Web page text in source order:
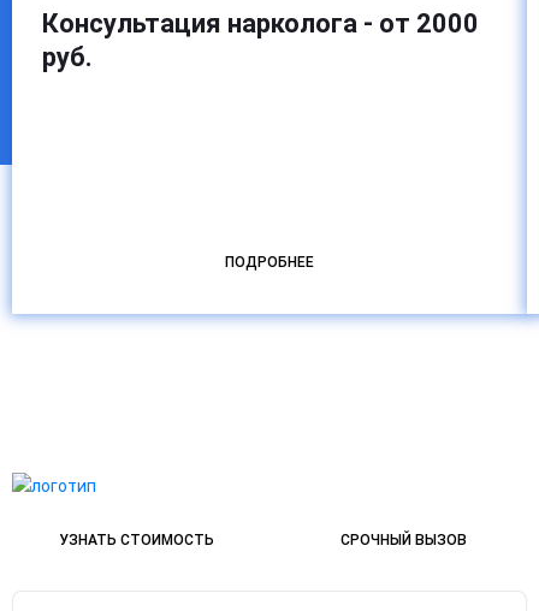
Консультация нарколога - от 2000
руб.
ПОДРОБНЕЕ
УЗНАТЬ СТОИМОСТЬ СРОЧНЫЙ ВЫЗОВ